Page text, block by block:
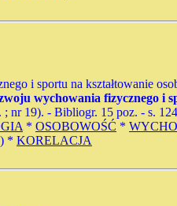
i sportu na kształtowanie
wychowania fizycznego i
nr 19). - Bibliogr. 15 poz. - s.
* OSOBOWOŚĆ *
* KORELACJA